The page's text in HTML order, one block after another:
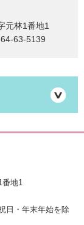
元林1番地1
63-5139
番地1
日・年末年始を除